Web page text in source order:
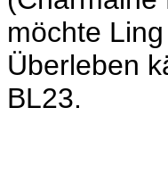
möchte
Überleben
BL23.